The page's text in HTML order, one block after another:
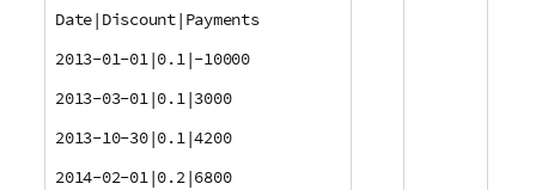
Date|Discount|Payments
2013-01-01|0.1|-10000
2013-03-01|0.1|3000
2013-10-30|0.1|4200
2014-02-01|0.2|6800